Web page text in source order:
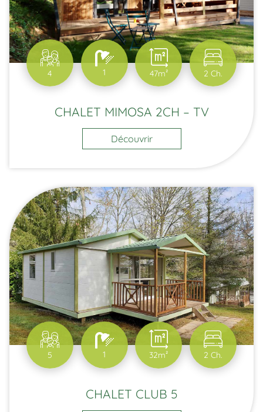
4 1 47m² 2 Ch.
CHALET MIMOSA 2CH – TV
Découvrir
5 1 32m² 2 Ch.
CHALET CLUB 5